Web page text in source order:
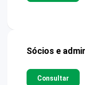
Sócios e
Consultar